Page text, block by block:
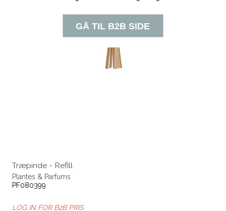
Træpinde - Refill
Plantes & Parfums
PF080399
LOG IN FOR B2B PRIS